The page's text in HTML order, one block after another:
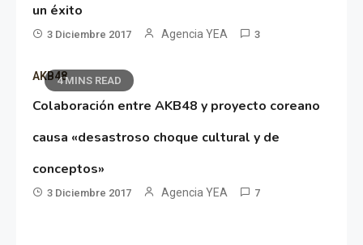
un éxito
3 Diciembre 2017 Agencia YEA 3
4 MINS READ
AKB48
Colaboración entre AKB48 y proyecto coreano
causa «desastroso choque cultural y de
conceptos»
3 Diciembre 2017 Agencia YEA 7